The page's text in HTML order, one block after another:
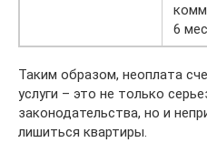
6
Таким образом, неоплата
услуги – это не только
законодательства, но и
лишиться квартиры.